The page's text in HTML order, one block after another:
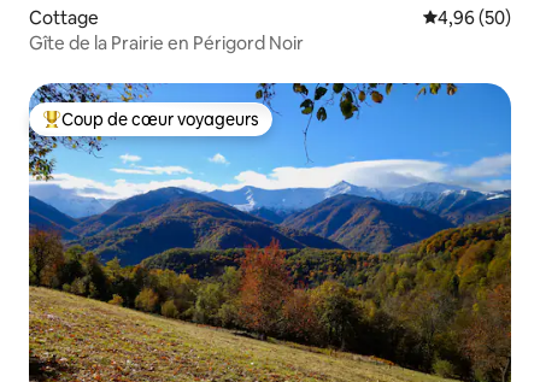
Cottage Évaluation
4,96 (50)
Gîte de la Prairie en Périgord Noir
Coups de cœur voyageurs les plus appréciés
Coup de cœur voyageurs